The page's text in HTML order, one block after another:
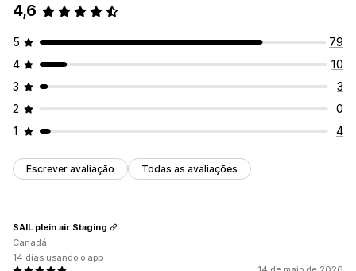
4,6
5
79
4
10
3
3
2
0
1
4
Escrever avaliação Todas as avaliações
SAIL plein air Staging
Canadá
14 dias usando o app